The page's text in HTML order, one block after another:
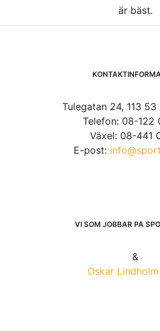
är bäst.
Tulegatan 24, 113
Telefon: 08-122
Växel: 08-441
E-post:
VI SOM JOBBAR PÅ
&
Oskar Lindholm